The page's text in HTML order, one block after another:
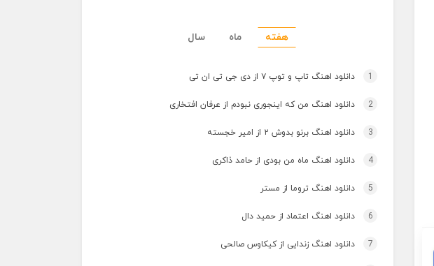
هفته ماه سال
1 دانلود اهنگ تاپ و توپ ۷ از دی جی تی ان تی
2 دانلود اهنگ من که اینجوری نبودم از عرفان افتخاری
3 دانلود اهنگ برنو بدوش ۲ از امیر خجسته
4 دانلود اهنگ ماه من بودی از حامد ذاکری
5 دانلود اهنگ تروما از مستر
6 دانلود اهنگ اعتماد از حمید دال
7 دانلود اهنگ زندایی از کیکاوس صالحی